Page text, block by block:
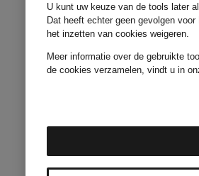
U kunt uw keuze van de tools later
Dat heeft echter geen gevolgen
het inzetten van cookies weigeren.
Meer informatie over de gebruikte
de cookies verzamelen, vindt u in